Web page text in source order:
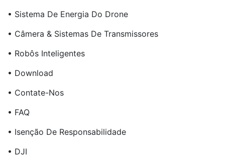
• Sistema De Energia Do Drone
• Câmera & Sistemas De Transmissores
• Robôs Inteligentes
• Download
• Contate-Nos
• FAQ
• Isenção De Responsabilidade
• DJI